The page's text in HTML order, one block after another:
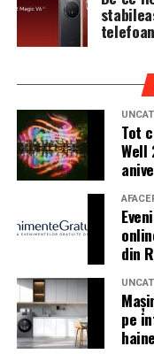
fara probleme,
Din acest motiv, tipul
important.
stabilitate si un
care nu doresc sa
static. In acest sens,
175 65 r14poate fi
prezente la
masinile compacte
Pozitia masinii si
La un show auto,
Cat de jos sta
impact vizual are
diferenta intre un
Tot
Well
din
pe